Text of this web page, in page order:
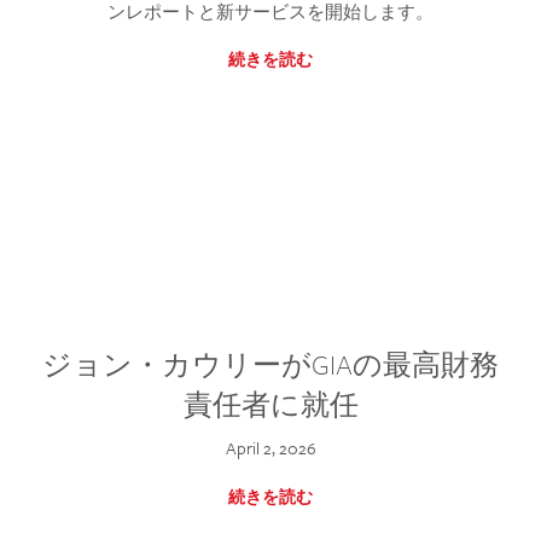
ンレポートと新サービスを開始します。
続きを読む
ジョン・カウリーがGIAの最高財務
責任者に就任
April 2, 2026
続きを読む